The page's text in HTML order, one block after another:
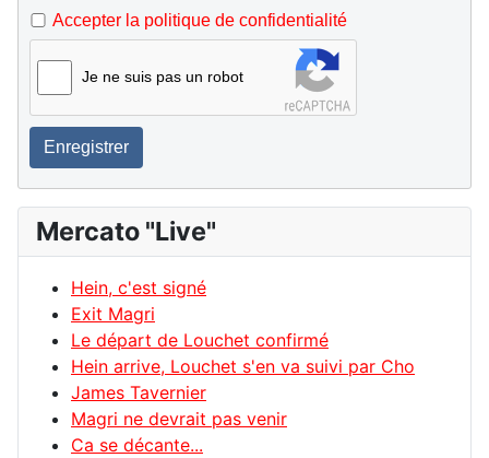
Accepter la politique de confidentialité
Je ne suis pas un robot
Enregistrer
Mercato "Live"
Hein, c'est signé
Exit Magri
Le départ de Louchet confirmé
Hein arrive, Louchet s'en va suivi par Cho
James Tavernier
Magri ne devrait pas venir
Ca se décante...